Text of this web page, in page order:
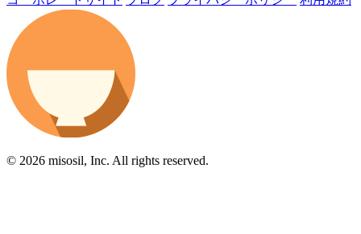
© 2026 misosil, Inc. All rights reserved.